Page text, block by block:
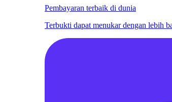
Pembayaran terbaik di dunia
Terbukti dapat menukar dengan lebih